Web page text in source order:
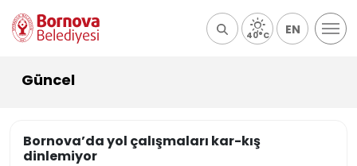
40°C EN
Güncel
Bornova’da yol çalışmaları kar-kış
dinlemiyor